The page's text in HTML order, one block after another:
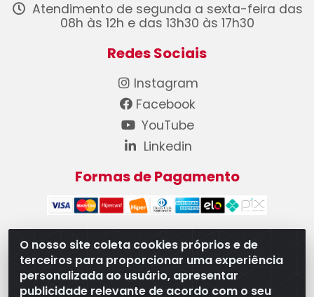
O nosso site coleta cookies próprios e de
terceiros para proporcionar uma experiência
personalizada ao usuário, apresentar
publicidade relevante de acordo com o seu
Atendimento de segunda a sexta-feira das
08h às 12h e das 13h30 às 17h30
Redes Sociais
Instagram
Facebook
YouTube
Linkedin
Formas de Pagamento
WB Componentes Automotivos LTDA - CNPJ
08.528.393/0001-12 - Rua do Níquel, 667 - Parque
Oeste Industrial, Goiânia/GO - CEP 74375-660